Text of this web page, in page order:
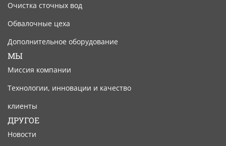
Очистка сточных вод
Обвалочные цеха
Дополнительное оборудование
МЫ
Миссия компании
Технологии, инновации и качество
клиенты
ДРУГОЕ
Новости